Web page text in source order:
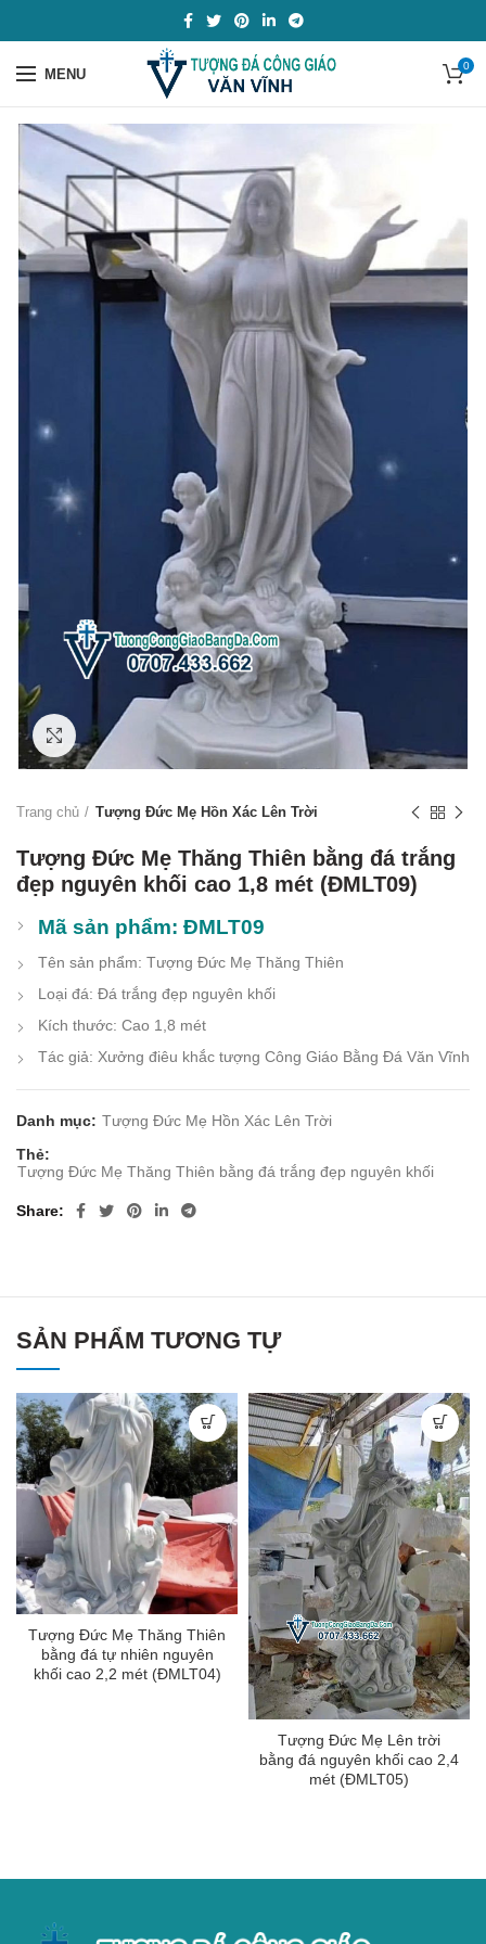
MENU 0
Click to enlarge
Trang chủ Tượng Đức Mẹ Hồn Xác Lên Trời
Tượng Đức Mẹ Thăng Thiên bằng đá trắng
đẹp nguyên khối cao 1,8 mét (ĐMLT09)
Mã sản phẩm: ĐMLT09
Tên sản phẩm: Tượng Đức Mẹ Thăng Thiên
Loại đá: Đá trắng đẹp nguyên khối
Kích thước: Cao 1,8 mét
Tác giả: Xưởng điêu khắc tượng Công Giáo Bằng Đá Văn Vĩnh
Danh mục: Tượng Đức Mẹ Hồn Xác Lên Trời
Thẻ:
Tượng Đức Mẹ Thăng Thiên bằng đá trắng đẹp nguyên khối
Share
SẢN PHẨM TƯƠNG TỰ
Tượng Đức Mẹ Thăng Thiên
bằng đá tự nhiên nguyên
khối cao 2,2 mét (ĐMLT04)
Tượng Đức Mẹ Lên trời
bằng đá nguyên khối cao 2,4
mét (ĐMLT05)